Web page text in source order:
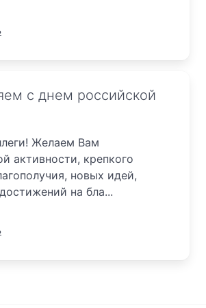
с днем российской
Желаем Вам
активности, крепкого
новых идей,
на бла...